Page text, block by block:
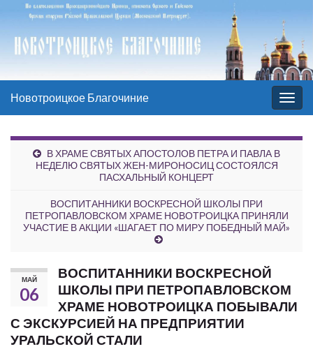
Вкл/
выкл
Новотроицкое Благочиние
В ХРАМЕ СВЯТЫХ АПОСТОЛОВ ПЕТРА И ПАВЛА В
НЕДЕЛЮ СВЯТЫХ ЖЕН-МИРОНОСИЦ СОСТОЯЛСЯ
ПАСХАЛЬНЫЙ КОНЦЕРТ
ВОСПИТАННИКИ ВОСКРЕСНОЙ ШКОЛЫ ПРИ
ПЕТРОПАВЛОВСКОМ ХРАМЕ НОВОТРОИЦКА ПРИНЯЛИ
УЧАСТИЕ В АКЦИИ «ШАГАЕТ ПО МИРУ ПОБЕДНЫЙ МАЙ»
МАЙ
06
ВОСПИТАННИКИ ВОСКРЕСНОЙ
ШКОЛЫ ПРИ ПЕТРОПАВЛОВСКОМ
ХРАМЕ НОВОТРОИЦКА ПОБЫВАЛИ
С ЭКСКУРСИЕЙ НА ПРЕДПРИЯТИИ
УРАЛЬСКОЙ СТАЛИ